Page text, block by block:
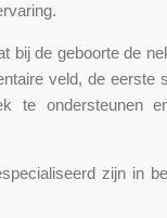
bij de geboorte de
veld, de eerste
ondersteunen
zijn in